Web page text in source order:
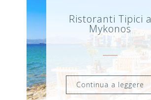
Ristoranti Tipici a
Mykonos
Continua a leggere